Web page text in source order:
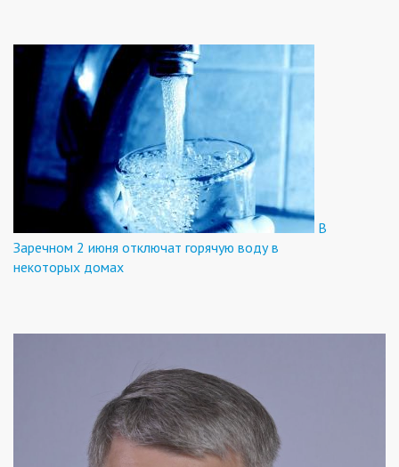
В
Заречном 2 июня отключат горячую воду в
некоторых домах